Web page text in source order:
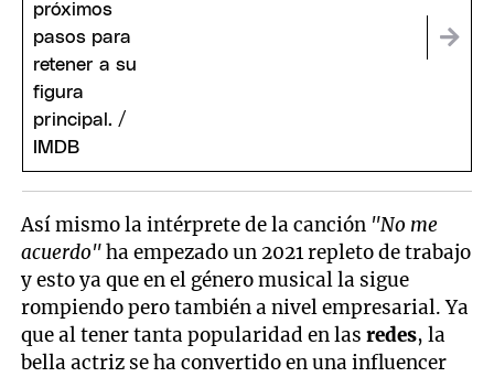
Así mismo la intérprete de la canción "No me
acuerdo"ha empezado un 2021 repleto de trabajo
y esto ya que en el género musical la sigue
rompiendo pero también a nivel empresarial. Ya
que al tener tanta popularidad en las redes, la
bella actriz se ha convertido en una influencer